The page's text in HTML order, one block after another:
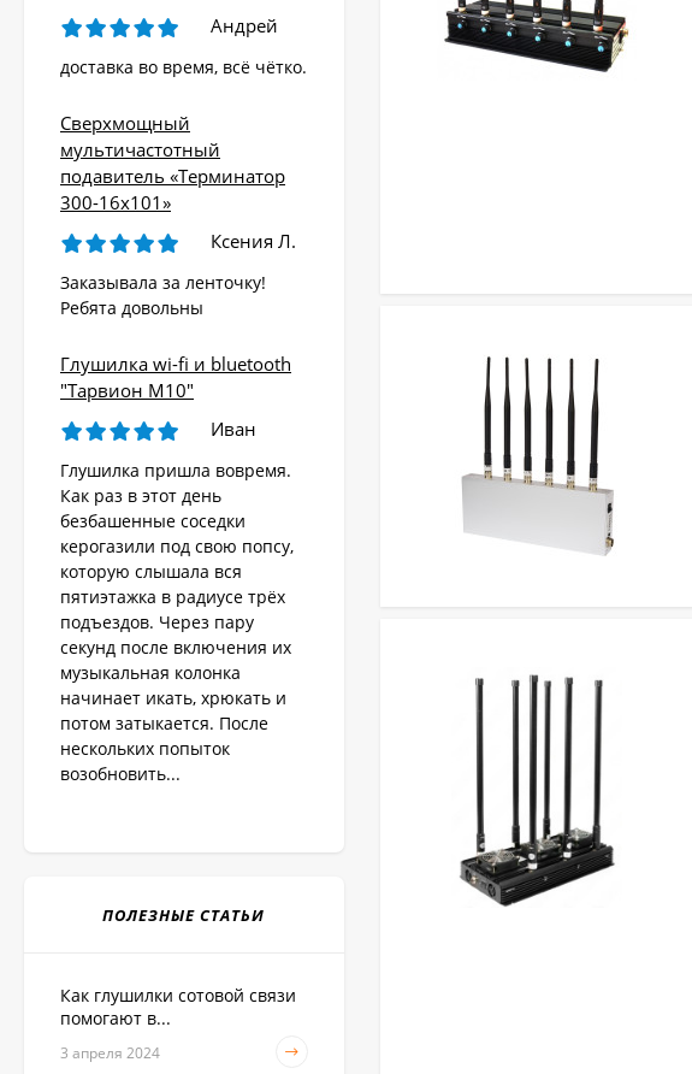
Андрей
доставка во время, всё чётко.
Сверхмощный
мультичастотный
подавитель «Терминатор
300-16х101»
Ксения Л.
Заказывала за ленточку!
Ребята довольны
Глушилка wi-fi и bluetooth
"Тарвион M10"
Иван
Глушилка пришла вовремя.
Как раз в этот день
безбашенные соседки
керогазили под свою попсу,
которую слышала вся
пятиэтажка в радиусе трёх
подъездов. Через пару
секунд после включения их
музыкальная колонка
начинает икать, хрюкать и
потом затыкается. После
нескольких попыток
возобновить...
ПОЛЕЗНЫЕ СТАТЬИ
Как глушилки сотовой связи
помогают в...
3 апреля 2024